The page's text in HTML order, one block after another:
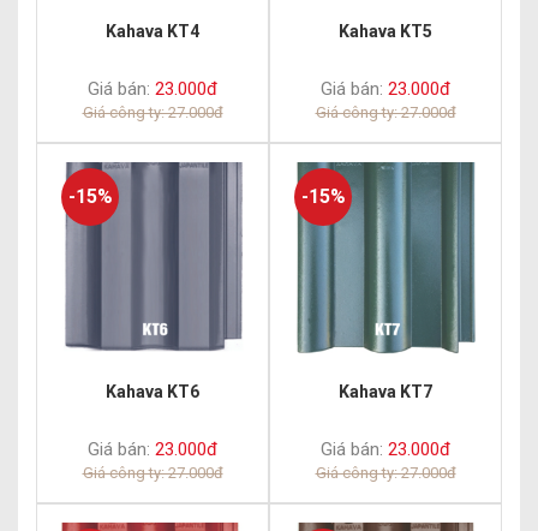
Kahava KT4
Giá bán: 23.000đ
Giá công ty: 27.000đ
Kahava KT5
Giá bán: 23.000đ
Giá công ty: 27.000đ
-15%
Kahava KT6
Giá bán: 23.000đ
Giá công ty: 27.000đ
-15%
Kahava KT7
Giá bán: 23.000đ
Giá công ty: 27.000đ